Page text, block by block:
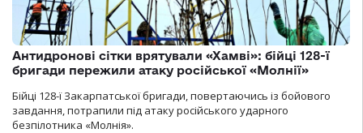
Антидронові сітки врятували «Хамві»: бійці 128-ї
бригади пережили атаку російської «Молнії»
Бійці 128-ї Закарпатської бригади, повертаючись із бойового
завдання, потрапили під атаку російського ударного
безпілотника «Молнія».